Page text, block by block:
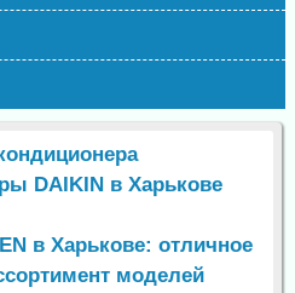
DAIKIN в Харькове
в Харькове: отличное
моделей